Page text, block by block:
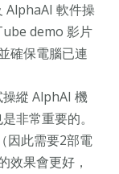
AlphaAI 軟件操
demo 影片
確保電腦已連
縱 AlphAI 機
非常重要的。
因此需要2部電
效果會更好，